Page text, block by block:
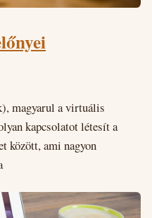
magyarul a virtuális
kapcsolatot létesít a
között, ami nagyon